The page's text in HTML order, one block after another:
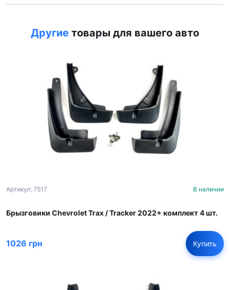
Другие товары для вашего авто
Артикул: 7517 В наличии
Брызговики Chevrolet Trax / Tracker 2022+ комплект 4 шт.
1026 грн Купить